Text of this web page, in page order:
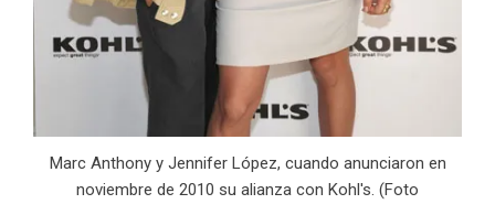
Marc Anthony y Jennifer López, cuando anunciaron en
noviembre de 2010 su alianza con Kohl's. (Foto